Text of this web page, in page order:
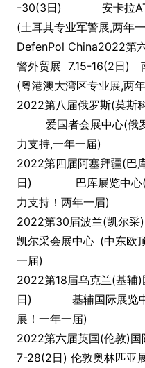
-30(3日) 安卡拉
(土耳其专业军警展,两年
DefenPol China2022第
警外贸展 7.15-16(2日)
(粤港澳大湾区专业展,两
2022第八届俄罗斯(莫
爱国者会展中心(俄罗
力支持,一年一届)
2022第四届阿塞拜疆(巴
日) 巴库展览中心(开
力支持！两年一届)
2022第30届波兰(凯尔采
凯尔采会展中心 (中东欧
一届)
2022第18届乌克兰(基辅
日) 基辅国际展览中
展！一年一届)
2022第六届英国(伦敦)
7-28(2日) 伦敦奥林匹亚